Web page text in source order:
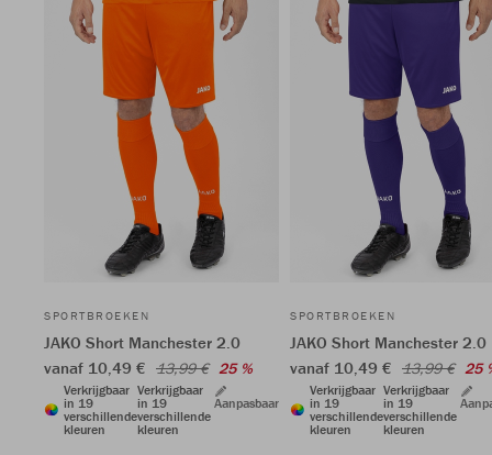
SPORTBROEKEN
JAKO Short Manchester 2.0
vanaf 10,49 € 13,99 € 25 %
Verkrijgbaar
in 19
verschillende
kleuren
Verkrijgbaar
in 19
verschillende
kleuren
Aanpasbaar
SPORTBROEKEN
JAKO Short Manchester 2.0
vanaf 10,49 € 13,99 € 25
Verkrijgbaar
in 19
verschillende
kleuren
Verkrijgbaar
in 19
verschillende
kleuren